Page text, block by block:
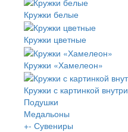
Кружки белые
Кружки цветные
Кружки «Хамелеон»
Кружки с картинкой внутри
Подушки
Медальоны
+- Сувениры